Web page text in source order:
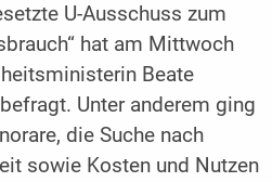
U-Ausschuss zum
hat am Mittwoch
Beate
Unter anderem ging
die Suche nach
sowie Kosten und Nutzen